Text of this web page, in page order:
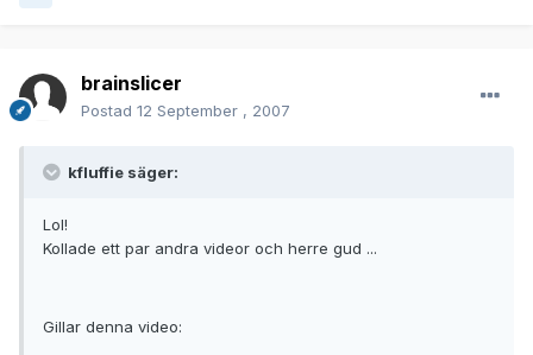
brainslicer
Postad 12 September , 2007
kfluffie säger:
Lol!
Kollade ett par andra videor och herre gud ...
Gillar denna video: